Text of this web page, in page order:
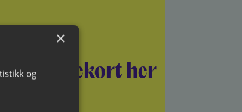
gavekort her
×
og